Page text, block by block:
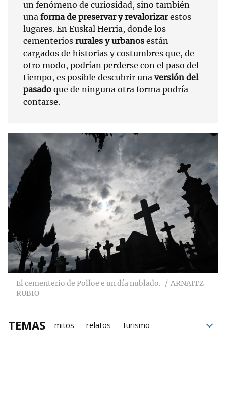
un fenómeno de curiosidad, sino también
una forma de preservar y revalorizarestos
lugares. En Euskal Herria, donde los
cementerios rurales y urbanos están
cargados de historias y costumbres que, de
otro modo, podrían perderse con el paso del
tiempo, es posible descubrir una versión del
pasado que de ninguna otra forma podría
contarse.
El cementerio de Polloe e un día nublado.
ARNAITZ
RUBIO
TEMAS mitos relatos
turismo